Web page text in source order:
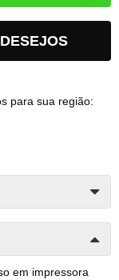
para sua região:
em impressora